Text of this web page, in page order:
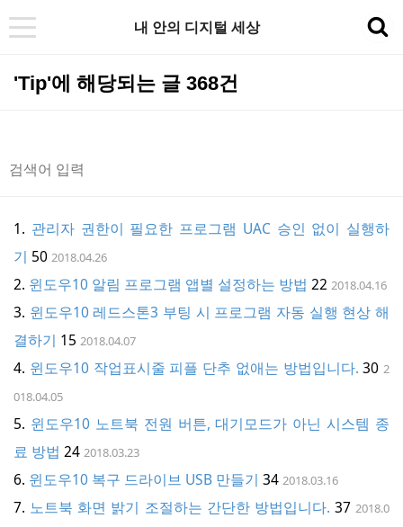
t
g
e
v
a
i
n
내 안의 디지털 세상
'Tip'에 해당되는 글 368건
관리자 권한이 필요한 프로그램 UAC 승인 없이 실행하
기 50 2018.04.26
윈도우10 알림 프로그램 앱별 설정하는 방법 22 2018.04.16
윈도우10 레드스톤3 부팅 시 프로그램 자동 실행 현상 해
결하기 15 2018.04.07
윈도우10 작업표시줄 피플 단추 없애는 방법입니다. 30 2
018.04.05
윈도우10 노트북 전원 버튼, 대기모드가 아닌 시스템 종
료 방법 24 2018.03.23
윈도우10 복구 드라이브 USB 만들기 34 2018.03.16
노트북 화면 밝기 조절하는 간단한 방법입니다. 37 2018.0